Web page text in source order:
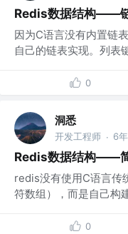
Redis数据结构——
因为C语言没有内置链
自己的链表实现。列表
0
洞悉
开发工程师 · 6
Redis数据结构——
redis没有使用C语言传
符数组），而是自己构
0